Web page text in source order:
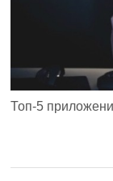
Топ-5